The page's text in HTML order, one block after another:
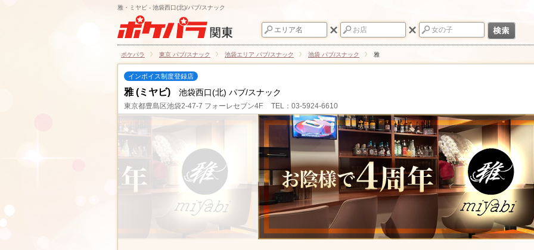
雅・ミヤビ - 池袋西口(北)/パブ/スナック
ポケパラ 東京 パブ/スナック 池袋エリア パブ/スナック 池袋 パブ/スナック 雅
インボイス制度登録店
雅 (ミヤビ) 池袋西口(北) パブ/スナック
東京都豊島区池袋2-47-7 フォーレセブン4F TEL：03-5924-6610